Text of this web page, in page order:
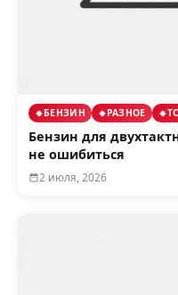
БЕНЗИН РАЗНОЕ
Бензин для
не ошибиться
2 июля, 2026